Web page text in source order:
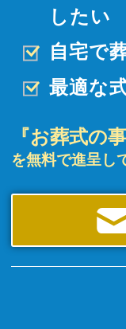
したい
自宅で
最適な
『お葬式の
を無料で進呈し